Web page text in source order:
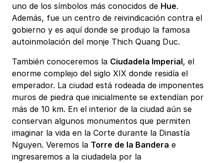
uno de los símbolos más conocidos de Hue.
Además, fue un centro de reivindicación contra el
gobierno y es aquí donde se produjo la famosa
autoinmolación del monje Thich Quang Duc.
También conoceremos la Ciudadela Imperial, el
enorme complejo del siglo XIX donde residía el
emperador. La ciudad está rodeada de imponentes
muros de piedra que inicialmente se extendían por
más de 10 km. En el interior de la ciudad aún se
conservan algunos monumentos que permiten
imaginar la vida en la Corte durante la Dinastía
Nguyen. Veremos la Torre de la Bandera e
ingresaremos a la ciudadela por la